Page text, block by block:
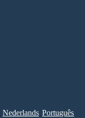
Nederlands Português